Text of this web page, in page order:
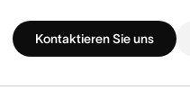
Kontaktieren Sie uns